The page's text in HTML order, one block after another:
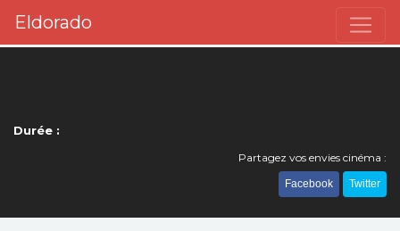
Eldorado
Durée :
Partagez vos envies cinéma :
Facebook Twitter